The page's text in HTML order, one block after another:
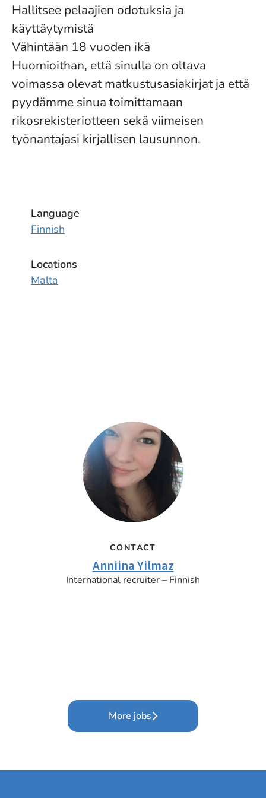
Hallitsee pelaajien odotuksia ja
käyttäytymistä
Vähintään 18 vuoden ikä
Huomioithan, että sinulla on oltava
voimassa olevat matkustusasiakirjat ja että
pyydämme sinua toimittamaan
rikosrekisteriotteen sekä viimeisen
työnantajasi kirjallisen lausunnon.
Language
Finnish
Locations
Malta
CONTACT
Anniina Yilmaz
International recruiter – Finnish
More jobs